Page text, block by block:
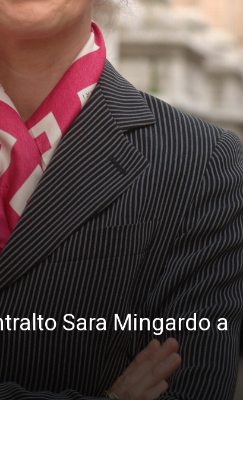
Sara Mingardo a